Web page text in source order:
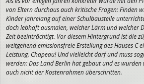
von Eltern durchaus auch kritische Fragen: Finden
Kinder jahrelang auf einer Schulbaustelle
doch lebhaft ausmalen, welcher Lärm und welcher
Zeit beeinträchtigt. Vor diesem Hintergrund ist die
weitgehend emissionsfreie Erstellung des Hauses C
Leistung. Chapeau! Und vielleicht darf und muss
werden: Das Land Berlin hat gebaut und es
auch nicht der Kostenrahmen überschritten.